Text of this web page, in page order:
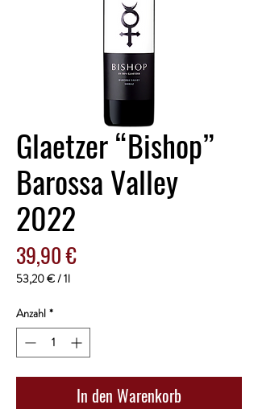
Glaetzer “Bishop”
Barossa Valley
2022
39,90 €Preis
53,20 €/1l
pro
1
Liter
Anzahl *
In den Warenkorb